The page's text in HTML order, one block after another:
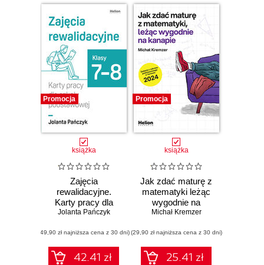
Promocja
książka
Zajęcia
rewalidacyjne.
Karty pracy dla
szkoły
klasy 7-8
Jolanta Pańczyk
(49,90 zł najniższa cena z 30 dni)
42.41 zł
Promocja
książka
Jak zdać maturę z
matematyki leżąc
wygodnie na
kanapie. Zadania z
podstawowego w
formule 2024
Michał Kremzer
(29,90 zł najniższa cena z 30 dni)
25.41 zł